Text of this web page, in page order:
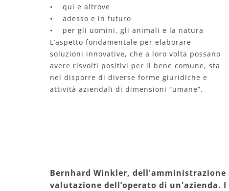
• qui e altrove
• adesso e in futuro
• per gli uomini, gli animali e la natura
L’aspetto fondamentale per elaborare
soluzioni innovative, che a loro volta possano
avere risvolti positivi per il bene comune, sta
nel disporre di diverse forme giuridiche e
attività aziendali di dimensioni “umane”.
Bernhard Winkler,
valutazione dell’operato di